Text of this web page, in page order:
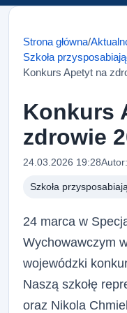
Strona główna/
Szkoła
Konkurs Apetyt na
Konkurs
zdrowie
24.03.2026 19:28
Szkoła
24 marca w
Wychowawczym
wojewódzki
Naszą szkołę
oraz Nikola